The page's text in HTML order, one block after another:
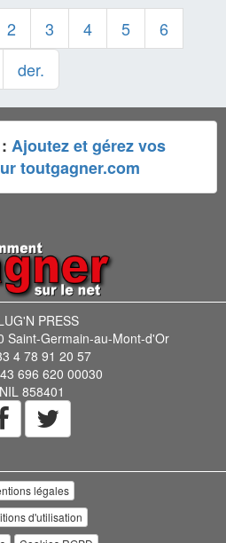
2 3 4 5
6
der.
Ajoutez et gérez vos
toutgagner.com
PRESS
Saint-Germain-au-Mont-d'Or
4 78 91 20 57
696 620 00030
858401
légales
d'utilisation